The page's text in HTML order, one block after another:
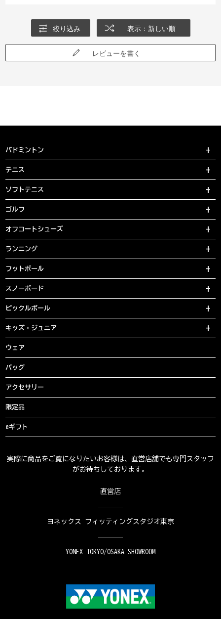
絞り込み 表示：新しい順
レビューを書く
バドミントン
テニス
ソフトテニス
ゴルフ
オフコートシューズ
ランニング
フットボール
スノーボード
ピックルボール
キッズ・ジュニア
ウェア
バッグ
アクセサリー
限定品
eギフト
実際に商品をご覧になりたいお客様は、直営店舗でも専門スタッフ
がお待ちしております。
直営店
ヨネックス フィッティングスタジオ東京
YONEX TOKYO/OSAKA SHOWROOM